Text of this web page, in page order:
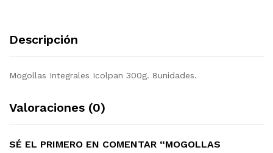
Descripción
Mogollas Integrales Icolpan 300g. 8unidades.
Valoraciones (0)
SÉ EL PRIMERO EN COMENTAR “MOGOLLAS